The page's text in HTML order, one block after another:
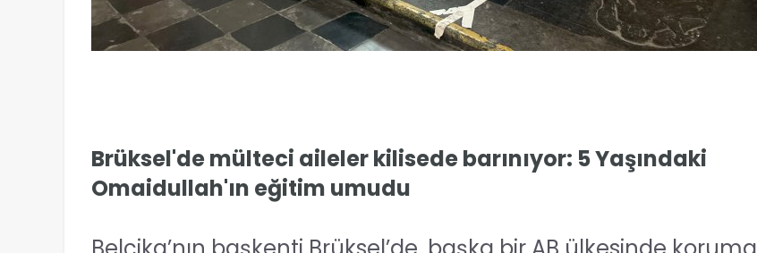
Brüksel'de mülteci aileler kilisede barınıyor: 5 Yaşındaki
Omaidullah'ın eğitim umudu